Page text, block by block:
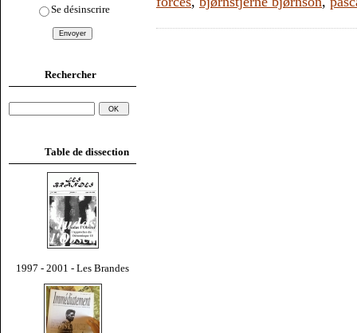
Se désinscrire
Rechercher
Table de dissection
1997 - 2001 - Les Brandes